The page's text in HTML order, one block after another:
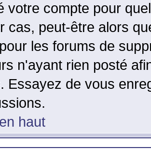
votre compte pour
cas, peut-être alors
les forums de
n'ayant rien posté
Essayez de vous
haut